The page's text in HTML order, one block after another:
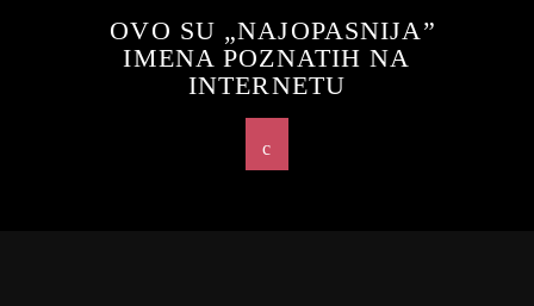
OVO SU „NAJOPASNIJA”
IMENA POZNATIH NA
INTERNETU